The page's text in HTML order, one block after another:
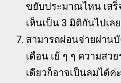
ขยับประมาณไหน เสร็
เห็นเป็น 3 มิติกันไปเลย
สามารถผ่อนจ่ายผ่านบั
เดือน เย้ ๆ ๆ ความสว
เดียวก็อาจเป็นลมได้ค่